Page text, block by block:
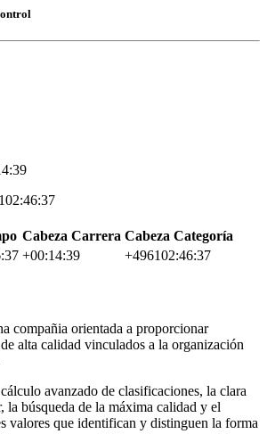
Cabeza Carrera Cabeza Categoría
+00:14:39 +496102:46:37
compañia orientada a proporcionar
alta calidad vinculados a la organización
avanzado de clasificaciones, la clara
la búsqueda de la máxima calidad y el
valores que identifican y distinguen la forma